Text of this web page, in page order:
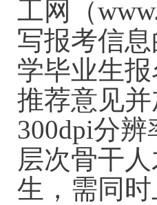
工网（
写报考信
学毕业生
推荐意见
300dpi分
层次骨干
生，需同